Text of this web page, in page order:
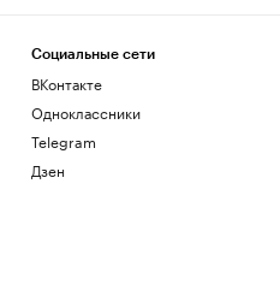
Социальные сети
ВКонтакте
Одноклассники
Telegram
Дзен